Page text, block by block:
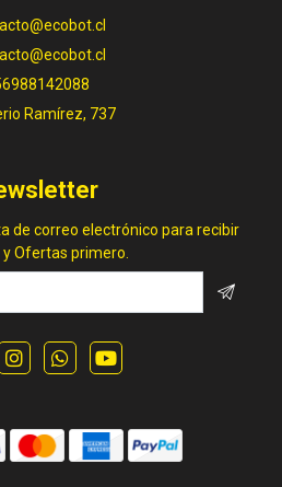
Ramírez, 737
de correo electrónico para recibir
Ofertas primero.